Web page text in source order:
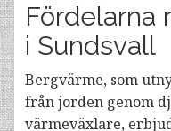
Fördelarna
i Sundsvall
Bergvärme, som
från jorden genom
värmeväxlare,